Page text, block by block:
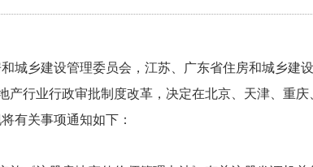
城乡建设管理委员会，江苏、广东省住房和城乡建设
产行业行政审批制度改革，决定在北京、天津、重庆
有关事项通知如下：